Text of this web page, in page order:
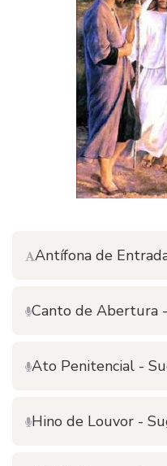
Antífona de
Canto de Abertura
Ato Penitencial -
Hino de Louvor -